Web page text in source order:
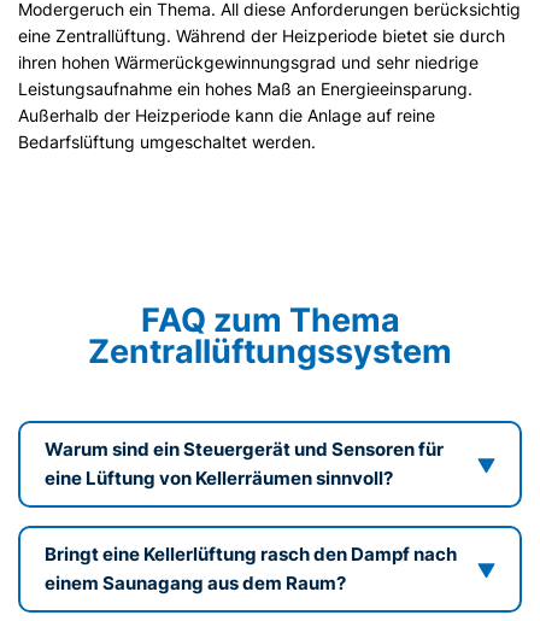
Modergeruch ein Thema. All diese Anforderungen berücksichtig
eine Zentrallüftung. Während der Heizperiode bietet sie durch
ihren hohen Wärmerückgewinnungsgrad und sehr niedrige
Leistungsaufnahme ein hohes Maß an Energieeinsparung.
Außerhalb der Heizperiode kann die Anlage auf reine
Bedarfslüftung umgeschaltet werden.
FAQ zum Thema
Zentrallüftungssystem
Warum sind ein Steuergerät und Sensoren für
eine Lüftung von Kellerräumen sinnvoll?
Bringt eine Kellerlüftung rasch den Dampf nach
einem Saunagang aus dem Raum?